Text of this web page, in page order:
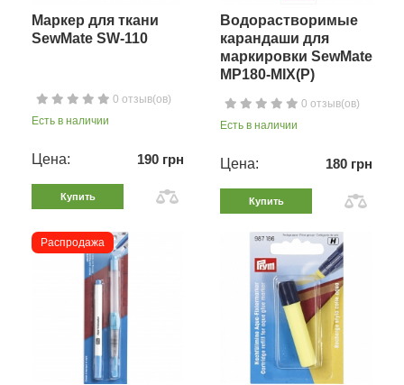
Маркер для ткани
SewMate SW-110
0 отзыв(ов)
Есть в наличии
Цена: 190 грн
Купить
Водорастворимые
карандаши для
маркировки SewMate
MP180-MIX(P)
0 отзыв(ов)
Есть в наличии
Цена: 180 грн
Купить
Распродажа